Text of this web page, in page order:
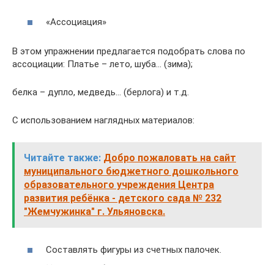
«Ассоциация»
В этом упражнении предлагается подобрать слова по
ассоциации: Платье – лето, шуба… (зима);
белка – дупло, медведь… (берлога) и т.д.
С использованием наглядных материалов:
Читайте также: Добро пожаловать на сайт
муниципального бюджетного дошкольного
образовательного учреждения Центра
развития ребёнка - детского сада № 232
"Жемчужинка" г. Ульяновска.
Составлять фигуры из счетных палочек.